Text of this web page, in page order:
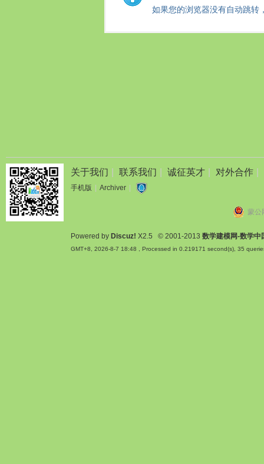
如果您的浏览器没有自动跳转
关于我们 联系我们 诚征英才 对外合作
手机版 Archiver
蒙公
Powered by Discuz! X2.5 © 2001-2013 数学建模网-数学中
GMT+8, 2026-8-7 18:48 , Processed in 0.219171 second(s), 35